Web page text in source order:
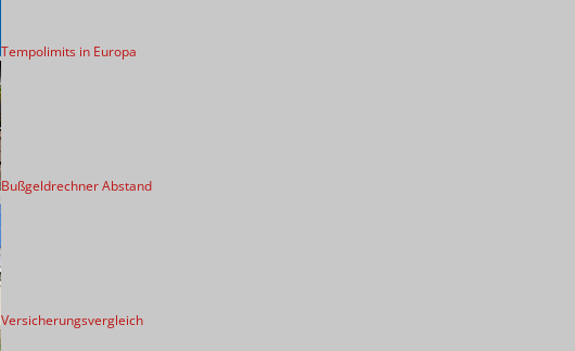
Tempolimits in Europa
Bußgeldrechner Abstand
Versicherungsvergleich